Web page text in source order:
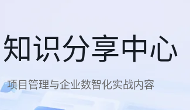
知识分享中心
项目管理与企业数智化实战内容